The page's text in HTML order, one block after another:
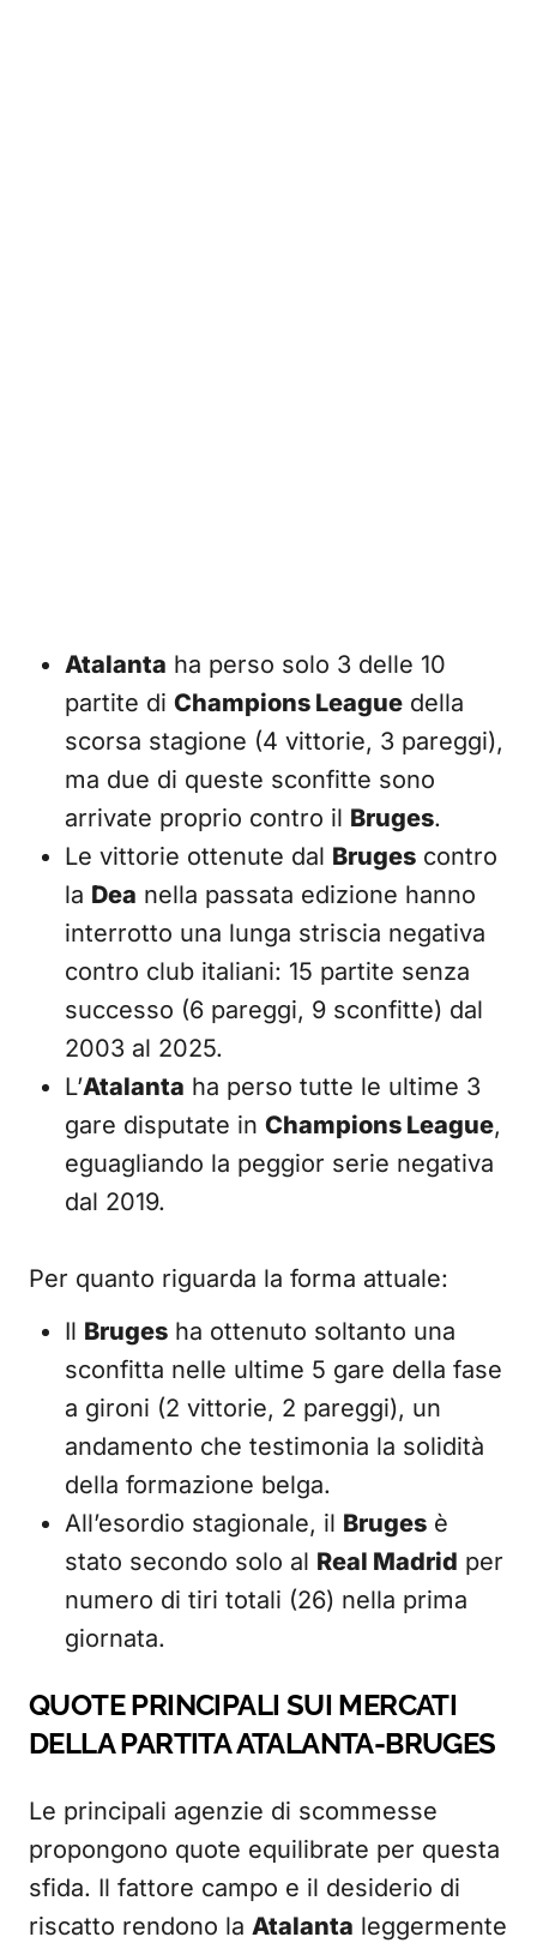
Atalanta ha perso solo 3 delle 10
partite di Champions League della
scorsa stagione (4 vittorie, 3 pareggi),
ma due di queste sconfitte sono
arrivate proprio contro il Bruges.
Le vittorie ottenute dal Bruges contro
la Dea nella passata edizione hanno
interrotto una lunga striscia negativa
contro club italiani: 15 partite senza
successo (6 pareggi, 9 sconfitte) dal
2003 al 2025.
L’Atalanta ha perso tutte le ultime 3
gare disputate in Champions League,
eguagliando la peggior serie negativa
dal 2019.
Per quanto riguarda la forma attuale:
Il Bruges ha ottenuto soltanto una
sconfitta nelle ultime 5 gare della fase
a gironi (2 vittorie, 2 pareggi), un
andamento che testimonia la solidità
della formazione belga.
All’esordio stagionale, il Bruges è
stato secondo solo al Real Madrid per
numero di tiri totali (26) nella prima
giornata.
QUOTE PRINCIPALI SUI MERCATI
DELLA PARTITA ATALANTA-BRUGES
Le principali agenzie di scommesse
propongono quote equilibrate per questa
sfida. Il fattore campo e il desiderio di
riscatto rendono la Atalanta leggermente